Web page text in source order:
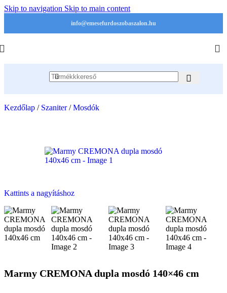
Skip to navigation Skip to main content
info@emesefurdoszobaszalon.hu
Kezdőlap / Szaniter/ Mosdók
Kattints a nagyításhoz
Marmy CREMONA dupla mosdó 140×46 cm